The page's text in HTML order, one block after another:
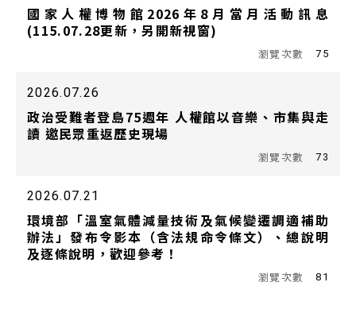
國家人權博物館2026年8月當月活動訊息
(115.07.28更新，另開新視窗)
75
2026.07.26
政治受難者登島75週年 人權館以音樂、市集與走
讀 邀民眾重返歷史現場
73
2026.07.21
環境部「溫室氣體減量技術及氣候變遷調適補助
辦法」發布令影本（含法規命令條文）、總說明
及逐條說明，歡迎參考！
81